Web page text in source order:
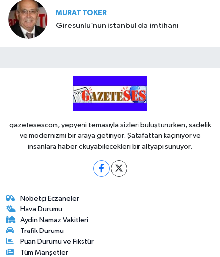
MURAT TOKER
Giresunlu’nun istanbul da imtihanı
gazetesescom, yepyeni temasıyla sizleri buluştururken, sadelik
ve modernizmi bir araya getiriyor. Şatafattan kaçınıyor ve
insanlara haber okuyabilecekleri bir altyapı sunuyor.
Nöbetçi Eczaneler
Hava Durumu
Aydin Namaz Vakitleri
Trafik Durumu
Puan Durumu ve Fikstür
Tüm Manşetler